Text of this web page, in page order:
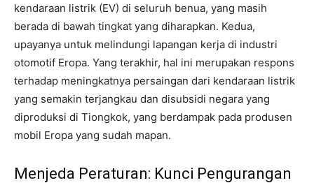
kendaraan listrik (EV) di seluruh benua, yang masih
berada di bawah tingkat yang diharapkan. Kedua,
upayanya untuk melindungi lapangan kerja di industri
otomotif Eropa. Yang terakhir, hal ini merupakan respons
terhadap meningkatnya persaingan dari kendaraan listrik
yang semakin terjangkau dan disubsidi negara yang
diproduksi di Tiongkok, yang berdampak pada produsen
mobil Eropa yang sudah mapan.
Menjeda Peraturan: Kunci Pengurangan